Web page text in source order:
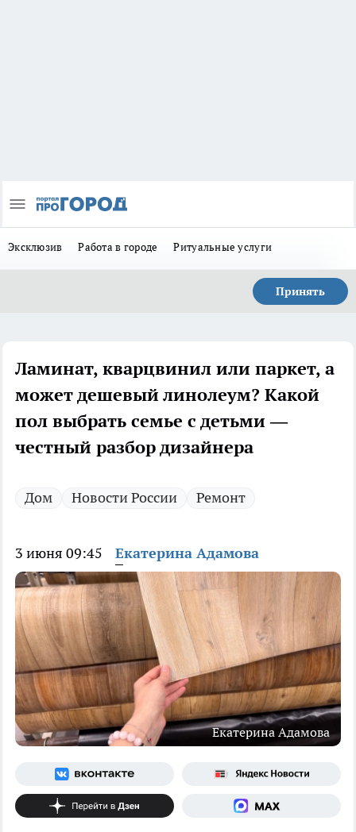
Эксклюзив Работа в городе Ритуальные услуги
Принять
Ламинат, кварцвинил или паркет, а
может дешевый линолеум? Какой
пол выбрать семье с детьми —
честный разбор дизайнера
Дом Новости России Ремонт
3 июня 09:45 Екатерина Адамова
Екатерина Адамова